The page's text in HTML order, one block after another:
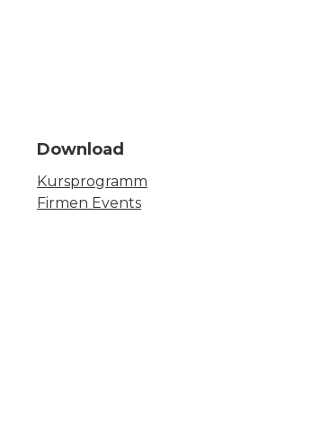
Download
Kursprogramm
Firmen Events